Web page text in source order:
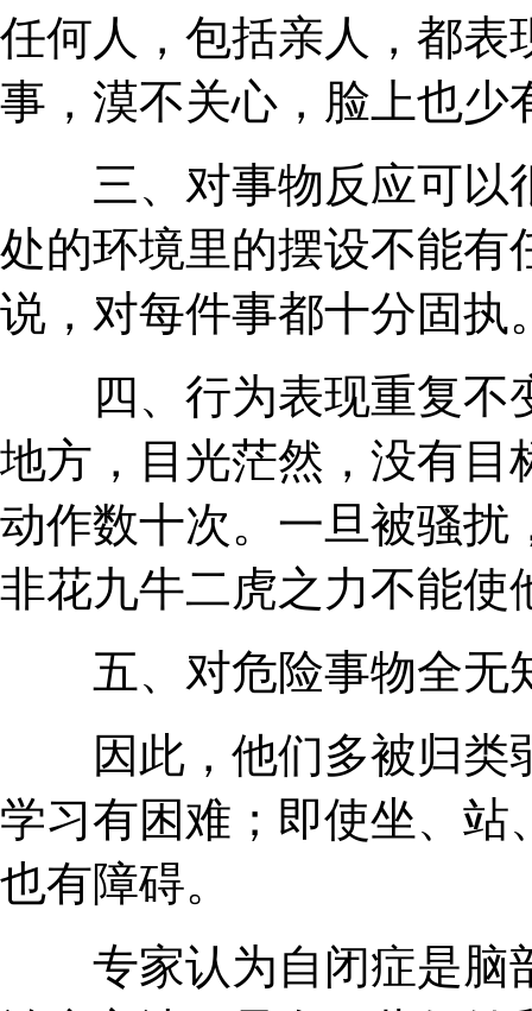
任何人，包括亲人，都表
事，漠不关心，脸上也少
三、对事物反应可以
处的环境里的摆设不能有
说，对每件事都十分固执
四、行为表现重复不
地方，目光茫然，没有目
动作数十次。一旦被骚扰
非花九牛二虎之力不能使
五、对危险事物全无
因此，他们多被归类
学习有困难；即使坐、站
也有障碍。
专家认为自闭症是脑